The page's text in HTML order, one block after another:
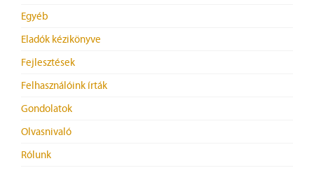
Egyéb
Eladók kézikönyve
Fejlesztések
Felhasználóink írták
Gondolatok
Olvasnivaló
Rólunk